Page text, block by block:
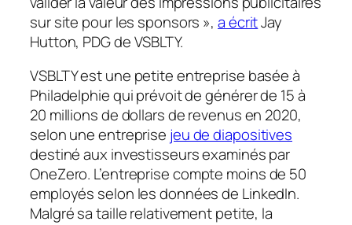
sur site pour les sponsors », a écritJay
Hutton, PDG de VSBLTY.
VSBLTY est une petite entreprise basée à
Philadelphie qui prévoit de générer de 15 à
20 millions de dollars de revenus en 2020,
selon une entreprise jeu de diapositives
destiné aux investisseurs examinés par
OneZero. L’entreprise compte moins de 50
employés selon les données de LinkedIn.
Malgré sa taille relativement petite, la